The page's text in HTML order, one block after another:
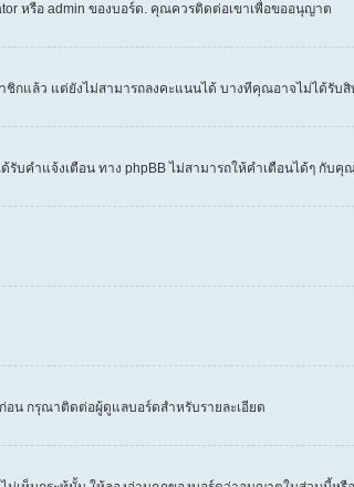
หรือ admin ของบอร์ด. คุณควรติดต่อเขาเพื่อขออนุญาต
กแล้ว แต่ยังไม่สามารถลงคะแนนได้ บางทีคุณอาจไม่ได้รับ
ำแจ้งเตือน ทาง phpBB ไม่สามารถให้คำเตือนได้ๆ กับคุ
น กรุณาติดต่อผู้ดูแลบอร์ดสำหรับรายละเอียด